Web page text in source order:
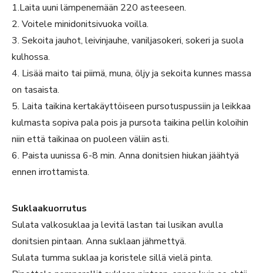
1.Laita uuni lämpenemään 220 asteeseen.
2. Voitele minidonitsivuoka voilla.
3. Sekoita jauhot, leivinjauhe, vaniljasokeri, sokeri ja suola
kulhossa.
4. Lisää maito tai piimä, muna, öljy ja sekoita kunnes massa
on tasaista.
5. Laita taikina kertakäyttöiseen pursotuspussiin ja leikkaa
kulmasta sopiva pala pois ja pursota taikina pellin koloihin
niin että taikinaa on puoleen väliin asti.
6. Paista uunissa 6-8 min. Anna donitsien hiukan jäähtyä
ennen irrottamista.
Suklaakuorrutus
Sulata valkosuklaa ja levitä lastan tai lusikan avulla
donitsien pintaan. Anna suklaan jähmettyä.
Sulata tumma suklaa ja koristele sillä vielä pinta.